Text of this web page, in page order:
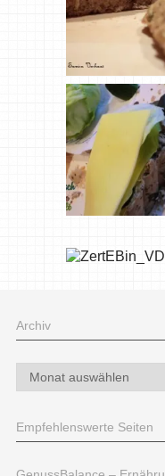
Archiv
Archiv
Empfehlenswerte Seiten